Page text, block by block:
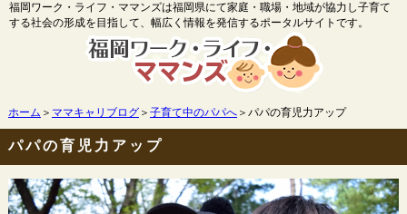
福岡ワーク・ライフ・ママンズは福岡県にて家庭・職場・地域が協力し子育て
する社会の形成を目指して、幅広く情報を発信するポータルサイトです。
ホーム ＞ ママキャリブログ＞ 子育て中のパパへ＞パパの育児力アップ
パパの育児力アップ